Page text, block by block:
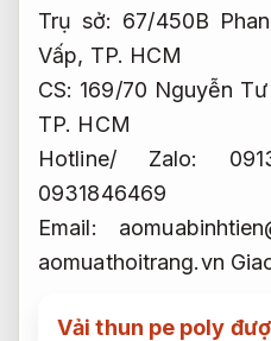
Trụ sở: 67/450B
Vấp, TP. HCM
CS: 169/70 Nguyễn
TP. HCM
Hotline/ Zalo:
0931846469
Email:
aomuathoitrang.vn
Vải thun pe poly